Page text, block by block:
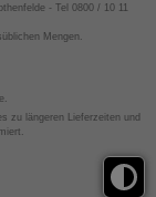
- Tel 0800 / 10 11
Mengen.
zu längeren Lieferzeiten und